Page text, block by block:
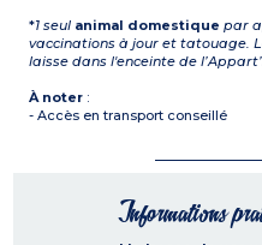
*1 seul animal domestique par
vaccinations à jour et tatouage.
laisse dans l'enceinte de
À noter :
- Accès en transport conseillé
Informations